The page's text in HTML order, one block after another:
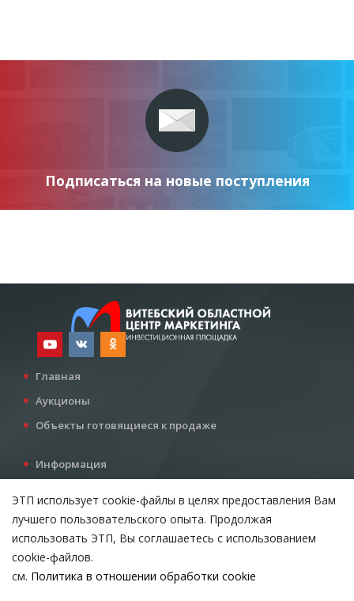
Подписаться на новые поступления
Главная
Аукционы
Объекты готовящиеся к продаже
Информация
Все для инвестора
Контакты
Возникли вопросы?
ЭТП использует cookie-файлы в целях предоставления Вам
лучшего пользовательского опыта. Продолжая
использовать ЭТП, Вы соглашаетесь с использованием
cookie-файлов.
см. Политика в отношении обработки cookie